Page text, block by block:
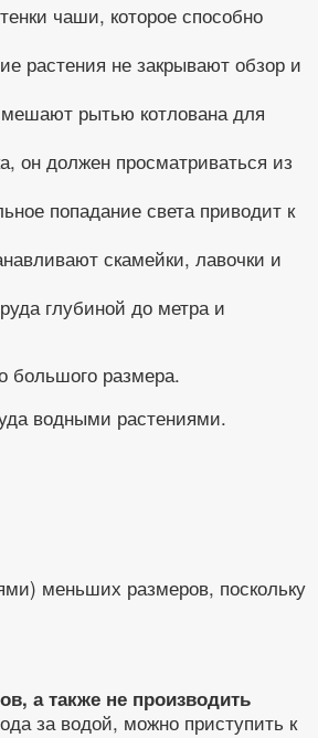
чаши, которое способно
растения не закрывают обзор и
рытью котлована для
он должен просматриваться из
попадание света приводит к
скамейки, лавочки и
глубиной до метра и
большого размера.
водными растениями.
меньших размеров, поскольку
а также не производить
за водой, можно приступить к